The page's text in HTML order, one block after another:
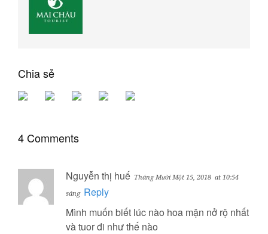
Chia sẻ
4 Comments
Nguyễn thị huế Tháng Mười Một 15, 2018 at 10:54
sáng Reply
Mình muốn biết lúc nào hoa mận nở rộ nhất
và tuor đi như thế nào